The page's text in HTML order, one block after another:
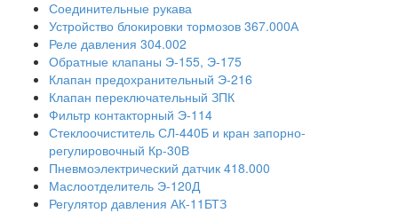
Соединительные рукава
Устройство блокировки тормозов 367.000А
Реле давления 304.002
Обратные клапаны Э-155, Э-175
Клапан предохранительный Э-216
Клапан переключательный ЗПК
Фильтр контакторный Э-114
Стеклоочиститель СЛ-440Б и кран запорно-
регулировочный Кр-30В
Пневмоэлектрический датчик 418.000
Маслоотделитель Э-120Д
Регулятор давления АК-11БТЗ